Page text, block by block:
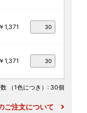
￥1,371
￥1,371
（1色につき） : 30個
ご注文について